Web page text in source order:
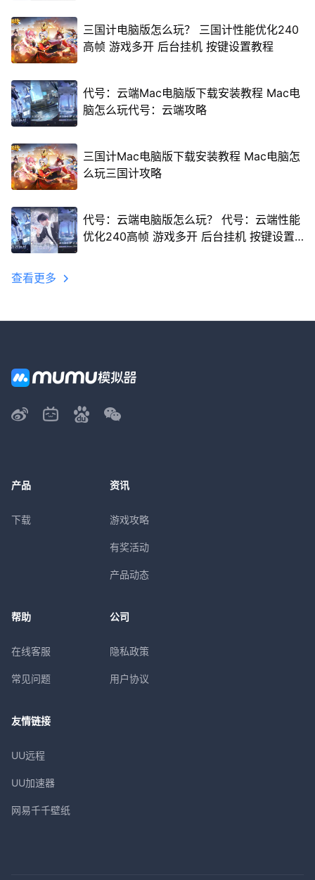
三国计电脑版怎么玩？ 三国计性能优化240
高帧 游戏多开 后台挂机 按键设置教程
代号：云端Mac电脑版下载安装教程 Mac电
脑怎么玩代号：云端攻略
三国计Mac电脑版下载安装教程 Mac电脑怎
么玩三国计攻略
代号：云端电脑版怎么玩？ 代号：云端性能
优化240高帧 游戏多开 后台挂机 按键设置
查看更多
产品
下载
资讯
游戏攻略
有奖活动
产品动态
帮助
在线客服
常见问题
公司
隐私政策
用户协议
友情链接
UU远程
UU加速器
网易千千壁纸